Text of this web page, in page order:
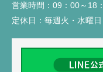
営業時間： 09：00～18
定休日： 毎週火・水曜日